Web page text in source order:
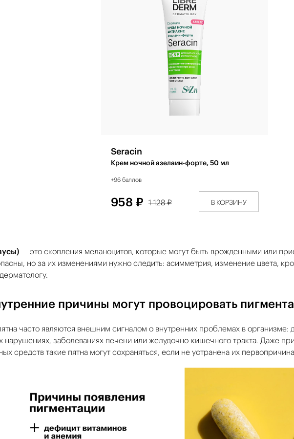
Seracin
Крем ночной азелаин-форте, 50 мл
+96 баллов
958 ₽ 1 128 ₽ В КОРЗИНУ
— это скопления меланоцитов, которые могут быть врожденными или
но за их изменениями нужно следить: асимметрия, изменение цвета,
причины могут провоцировать
часто являются внешним сигналом о внутренних проблемах в организме:
нарушениях, заболеваниях печени или желудочно-кишечного тракта. Даже
средств такие пятна могут сохраняться, если не устранена их